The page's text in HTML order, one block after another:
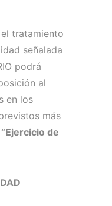
tratamiento
señalada
podrá
al
en los
más
“Ejercicio de